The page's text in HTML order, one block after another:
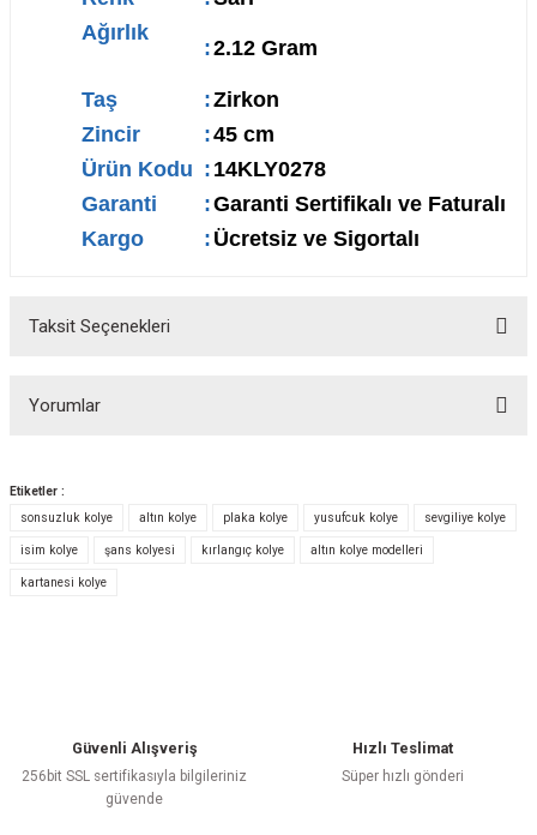
Ağırlık
:2.12 Gram
Taş :Zirkon
Zincir
:45 cm
Ürün Kodu : 14KLY0278
Garanti
:Garanti Sertifikalı ve Faturalı
Kargo
: Ücretsiz ve Sigortalı
Taksit Seçenekleri
Yorumlar
Bu ürüne ilk yorumu siz yapın!
Etiketler :
sonsuzluk kolye
altın kolye plaka kolye yusufcuk kolye sevgiliye kolye
isim kolye şans kolyesi kırlangıç kolye altın kolye modelleri
kartanesi kolye
Güvenli Alışveriş
256bit SSL sertifikasıyla bilgileriniz
güvende
Hızlı Teslimat
Süper hızlı gönderi